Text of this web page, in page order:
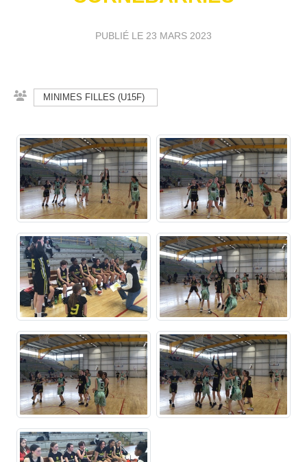
PUBLIÉ LE 23 MARS 2023
MINIMES FILLES (U15F)